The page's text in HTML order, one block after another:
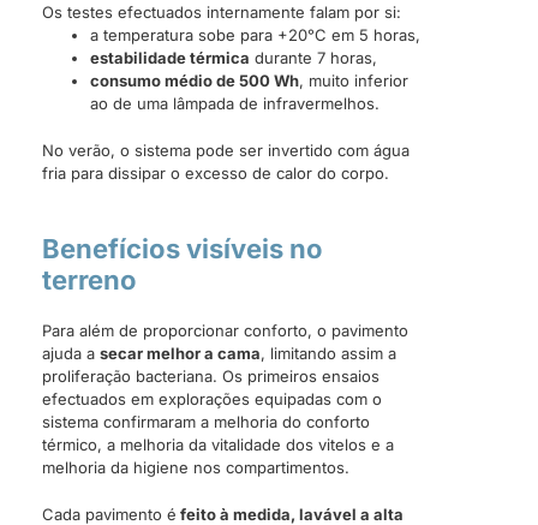
Os testes efectuados internamente falam por si:
a temperatura sobe para +20°C em 5 horas,
estabilidade térmica durante 7 horas,
consumo médio de 500 Wh, muito inferior
ao de uma lâmpada de infravermelhos.
No verão, o sistema pode ser invertido com água
fria para dissipar o excesso de calor do corpo.
Benefícios visíveis no
terreno
Para além de proporcionar conforto, o pavimento
ajuda a secar melhor a cama, limitando assim a
proliferação bacteriana. Os primeiros ensaios
efectuados em explorações equipadas com o
sistema confirmaram a melhoria do conforto
térmico, a melhoria da vitalidade dos vitelos e a
melhoria da higiene nos compartimentos.
Cada pavimento é feito à medida, lavável a alta